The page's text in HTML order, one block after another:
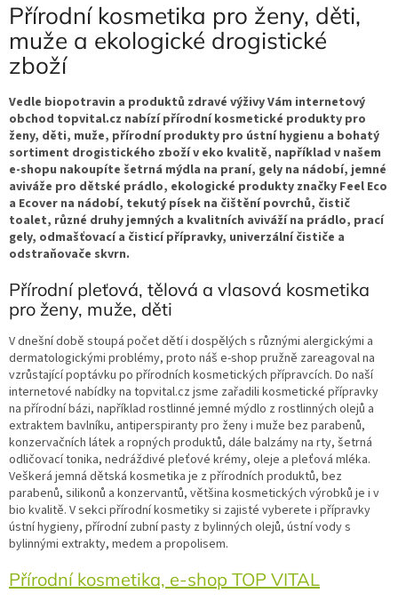
Přírodní kosmetika pro ženy, děti,
muže a ekologické drogistické
zboží
Vedle biopotravin a produktů zdravé výživy Vám internetový
obchod topvital.cz nabízí přírodní kosmetické produkty pro
ženy, děti, muže, přírodní produkty pro ústní hygienu a bohatý
sortiment drogistického zboží v eko kvalitě, například v našem
e-shopu nakoupíte šetrná mýdla na praní, gely na nádobí, jemné
aviváže pro dětské prádlo, ekologické produkty značky Feel Eco
a Ecover na nádobí, tekutý písek na čištění povrchů, čistič
toalet, různé druhy jemných a kvalitních aviváží na prádlo, prací
gely, odmašťovací a čisticí přípravky, univerzální čističe a
odstraňovače skvrn.
Přírodní pleťová, tělová a vlasová kosmetika
pro ženy, muže, děti
V dnešní době stoupá počet dětí i dospělých s různými alergickými a
dermatologickými problémy, proto náš e-shop pružně zareagoval na
vzrůstající poptávku po přírodních kosmetických přípravcích. Do naší
internetové nabídky na topvital.cz jsme zařadili kosmetické přípravky
na přírodní bázi, například rostlinné jemné mýdlo z rostlinných olejů a
extraktem bavlníku, antiperspiranty pro ženy i muže bez parabenů,
konzervačních látek a ropných produktů, dále balzámy na rty, šetrná
odličovací tonika, nedráždivé pleťové krémy, oleje a pleťová mléka.
Veškerá jemná dětská kosmetika je z přírodních produktů, bez
parabenů, silikonů a konzervantů, většina kosmetických výrobků je i v
bio kvalitě. V sekci přírodní kosmetiky si zajisté vyberete i přípravky
ústní hygieny, přírodní zubní pasty z bylinných olejů, ústní vody s
bylinnými extrakty, medem a propolisem.
Přírodní kosmetika, e-shop TOP VITAL